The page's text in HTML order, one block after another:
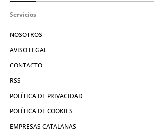
Servicios
NOSOTROS
AVISO LEGAL
CONTACTO
RSS
POLÍTICA DE PRIVACIDAD
POLÍTICA DE COOKIES
EMPRESAS CATALANAS